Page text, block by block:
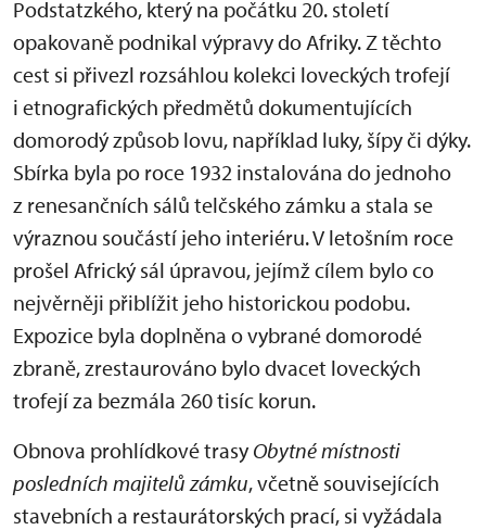
Podstatzkého, který na počátku 20. století
opakovaně podnikal výpravy do Afriky. Z těchto
cest si přivezl rozsáhlou kolekci loveckých trofejí
i etnografických předmětů dokumentujících
domorodý způsob lovu, například luky, šípy či dýky.
Sbírka byla po roce 1932 instalována do jednoho
z renesančních sálů telčského zámku a stala se
výraznou součástí jeho interiéru. V letošním roce
prošel Africký sál úpravou, jejímž cílem bylo co
nejvěrněji přiblížit jeho historickou podobu.
Expozice byla doplněna o vybrané domorodé
zbraně, zrestaurováno bylo dvacet loveckých
trofejí za bezmála 260 tisíc korun.
Obnova prohlídkové trasy Obytné místnosti
posledních majitelů zámku, včetně souvisejících
stavebních a restaurátorských prací, si vyžádala